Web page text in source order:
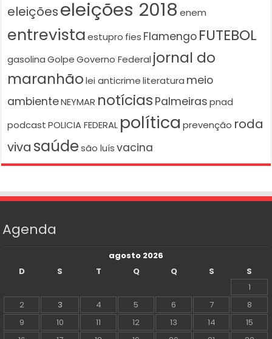
eleiçõeseleições 2018 enem
entrevista estupro fies Flamengo FUTEBOL
gasolina Golpe Governo Federal jornal do
maranhão lei anticrime literatura meio
ambienteNEYMAR notícias Palmeiras pnad
podcast POLICIA FEDERAL política prevenção roda
viva saúde são luís vacina
Agenda
agosto 2026
D
S T Q Q S
S
1
2
3 4 5 6 7
8
9
10 11 12 13 14
15